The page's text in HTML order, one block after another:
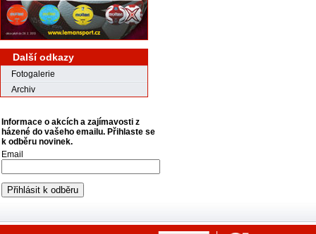
Další odkazy
Fotogalerie
Archiv
Informace o akcích a zajímavosti z
házené do vašeho emailu. Přihlaste se
k odběru novinek.
Email